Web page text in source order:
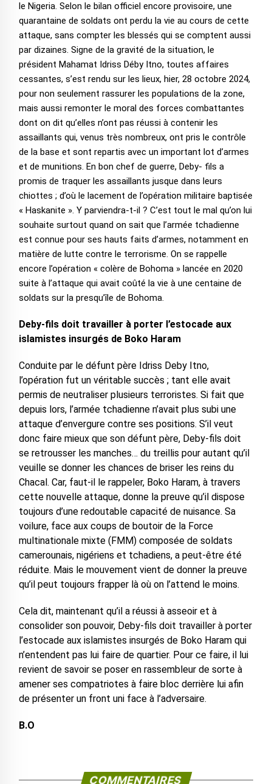
le Nigeria. Selon le bilan officiel encore provisoire, une
quarantaine de soldats ont perdu la vie au cours de cette
attaque, sans compter les blessés qui se comptent aussi
par dizaines. Signe de la gravité de la situation, le
président Mahamat Idriss Déby Itno, toutes affaires
cessantes, s’est rendu sur les lieux, hier, 28 octobre 2024,
pour non seulement rassurer les populations de la zone,
mais aussi remonter le moral des forces combattantes
dont on dit qu’elles n’ont pas réussi à contenir les
assaillants qui, venus très nombreux, ont pris le contrôle
de la base et sont repartis avec un important lot d’armes
et de munitions. En bon chef de guerre, Deby- fils a
promis de traquer les assaillants jusque dans leurs
chiottes ; d’où le lacement de l’opération militaire baptisée
« Haskanite ». Y parviendra-t-il ? C’est tout le mal qu’on lui
souhaite surtout quand on sait que l’armée tchadienne
est connue pour ses hauts faits d’armes, notamment en
matière de lutte contre le terrorisme. On se rappelle
encore l’opération « colère de Bohoma » lancée en 2020
suite à l’attaque qui avait coûté la vie à une centaine de
soldats sur la presqu’île de Bohoma.
Deby-fils doit travailler à porter l’estocade aux
islamistes insurgés de Boko Haram
Conduite par le défunt père Idriss Deby Itno,
l’opération fut un véritable succès ; tant elle avait
permis de neutraliser plusieurs terroristes. Si fait que
depuis lors, l’armée tchadienne n’avait plus subi une
attaque d’envergure contre ses positions. S’il veut
donc faire mieux que son défunt père, Deby-fils doit
se retrousser les manches… du treillis pour autant qu’il
veuille se donner les chances de briser les reins du
Chacal. Car, faut-il le rappeler, Boko Haram, à travers
cette nouvelle attaque, donne la preuve qu’il dispose
toujours d’une redoutable capacité de nuisance. Sa
voilure, face aux coups de boutoir de la Force
multinationale mixte (FMM) composée de soldats
camerounais, nigériens et tchadiens, a peut-être été
réduite. Mais le mouvement vient de donner la preuve
qu’il peut toujours frapper là où on l’attend le moins.
Cela dit, maintenant qu’il a réussi à asseoir et à
consolider son pouvoir, Deby-fils doit travailler à porter
l’estocade aux islamistes insurgés de Boko Haram qui
n’entendent pas lui faire de quartier. Pour ce faire, il lui
revient de savoir se poser en rassembleur de sorte à
amener ses compatriotes à faire bloc derrière lui afin
de présenter un front uni face à l’adversaire.
B.O
COMMENTAIRES